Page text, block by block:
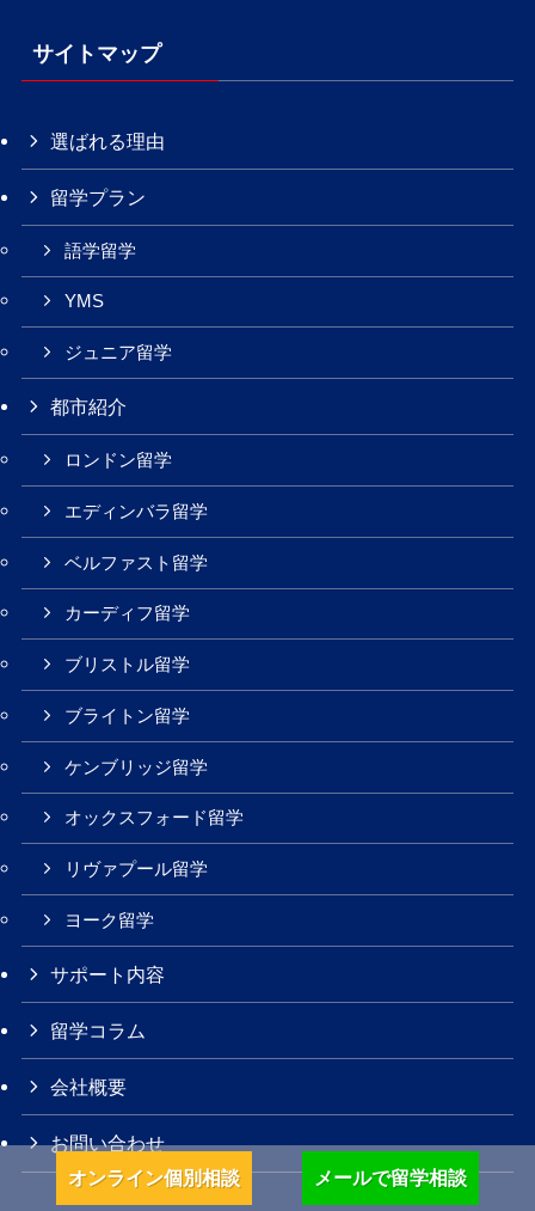
オンライン個別相談 メールで留学相談
サイトマップ
選ばれる理由
留学プラン
語学留学
YMS
ジュニア留学
都市紹介
ロンドン留学
エディンバラ留学
ベルファスト留学
カーディフ留学
ブリストル留学
ブライトン留学
ケンブリッジ留学
オックスフォード留学
リヴァプール留学
ヨーク留学
サポート内容
留学コラム
会社概要
お問い合わせ